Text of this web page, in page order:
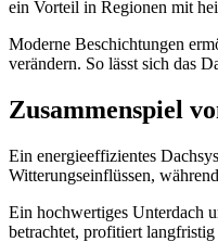
ein Vorteil in Regionen mit
Moderne Beschichtungen
verändern. So lässt sich das
Zusammenspiel
Ein energieeffizientes
Witterungseinflüssen,
Ein hochwertiges Unterdach
betrachtet, profitiert